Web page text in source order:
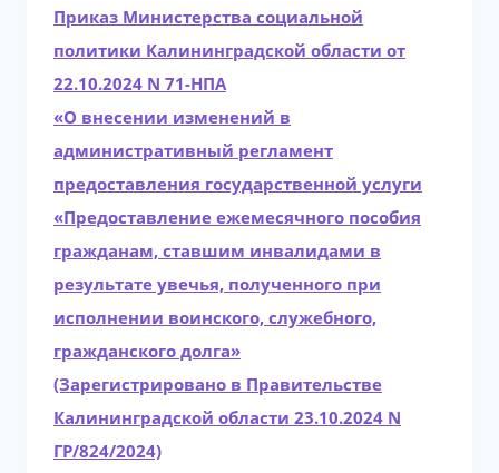
Приказ Министерства социальной
политики Калининградской области от
22.10.2024 N 71-НПА
«О внесении изменений в
административный регламент
предоставления государственной услуги
«Предоставление ежемесячного пособия
гражданам, ставшим инвалидами в
результате увечья, полученного при
исполнении воинского, служебного,
гражданского долга»
(Зарегистрировано в Правительстве
Калининградской области 23.10.2024 N
ГР/824/2024)